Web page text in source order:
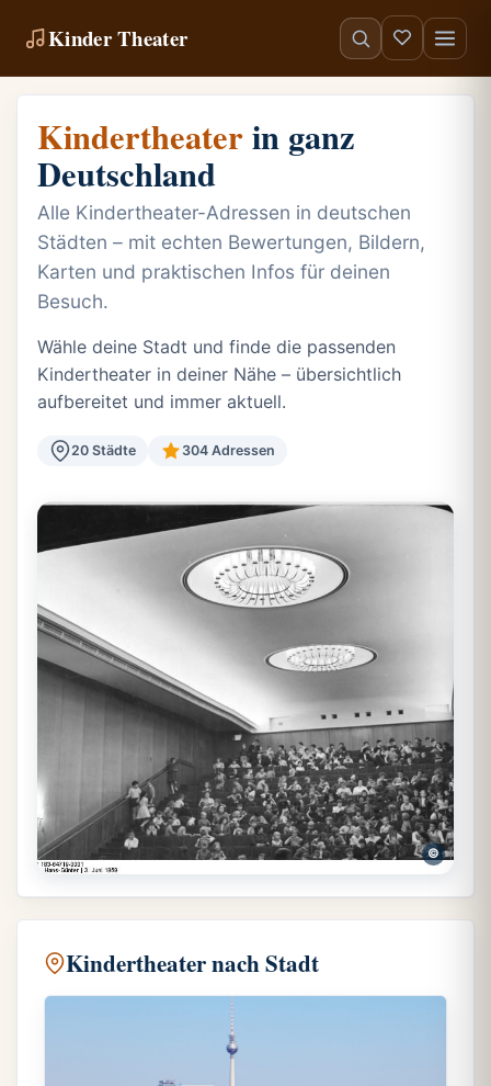
Kinder Theater
Kindertheaterin ganz
Deutschland
Alle Kindertheater-Adressen in deutschen
Städten – mit echten Bewertungen, Bildern,
Karten und praktischen Infos für deinen
Besuch.
Wähle deine Stadt und finde die passenden
Kindertheater in deiner Nähe – übersichtlich
aufbereitet und immer aktuell.
20 Städte 304 Adressen
©
Kindertheater nach Stadt